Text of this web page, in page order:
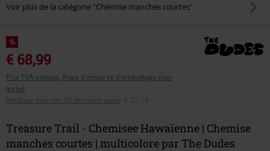
Voir plus de la catégorie "Chemise manches courtes"
%
€ 68,99
Prix TVA incluse, Frais d'envoi et d'emballage non
inclus
Meilleur prix ces 30 derniers jours
€ 55,19
Treasure Trail - Chemisee Hawaïenne | Chemise
manches courtes | multicolore par The Dudes